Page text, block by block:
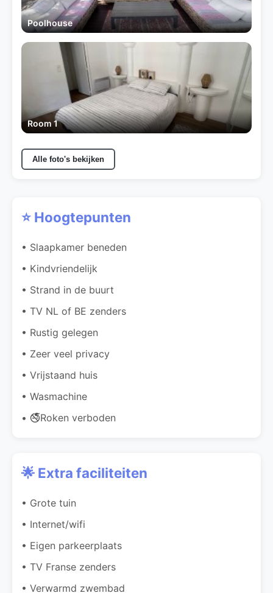
Poolhouse
Room 1
Alle foto's bekijken
⭐ Hoogtepunten
• Slaapkamer beneden
• Kindvriendelijk
• Strand in de buurt
• TV NL of BE zenders
• Rustig gelegen
• Zeer veel privacy
• Vrijstaand huis
• Wasmachine
• 🚭Roken verboden
🌟 Extra faciliteiten
• Grote tuin
• Internet/wifi
• Eigen parkeerplaats
• TV Franse zenders
• Verwarmd zwembad